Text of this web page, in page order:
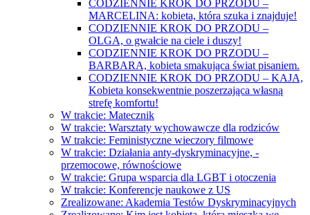
CODZIENNIE KROK DO PRZODU –
MARCELINA: kobieta, która szuka i znajduje!
CODZIENNIE KROK DO PRZODU –
OLGA, o gwałcie na ciele i duszy!
CODZIENNIE KROK DO PRZODU –
BARBARA, kobieta smakująca świat pisaniem.
CODZIENNIE KROK DO PRZODU – KAJA,
Kobieta konsekwentnie poszerzająca własną
strefę komfortu!
W trakcie: Matecznik
W trakcie: Warsztaty wychowawcze dla rodziców
W trakcie: Feministyczne wieczory filmowe
W trakcie: Działania anty-dyskryminacyjne, -
przemocowe, równościowe
W trakcie: Grupa wsparcia dla LGBT i otoczenia
W trakcie: Konferencje naukowe z US
Zrealizowane: Akademia Testów Dyskryminacyjnych